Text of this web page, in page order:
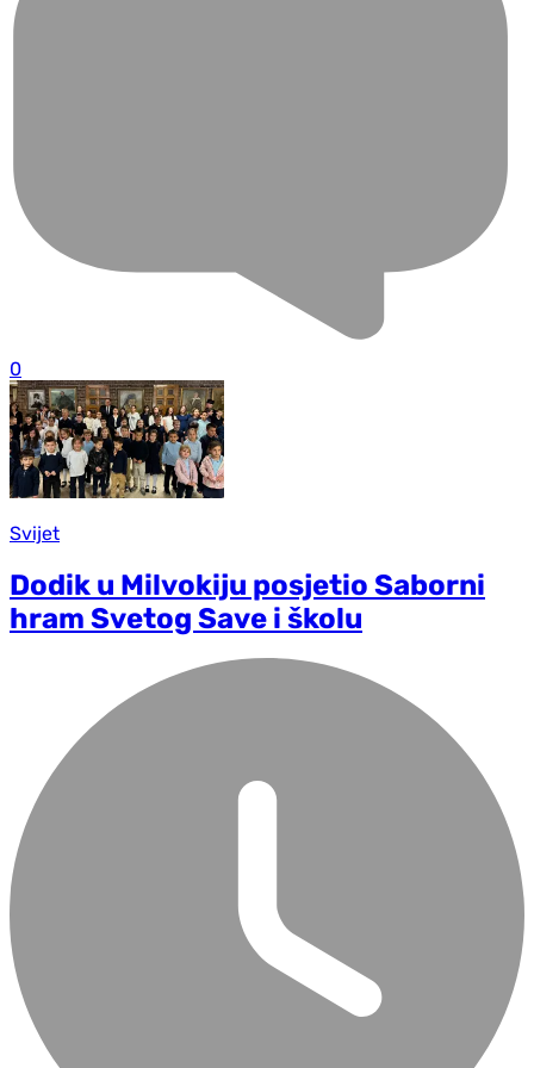
0
Svijet
Dodik u Milvokiju posjetio Saborni
hram Svetog Save i školu